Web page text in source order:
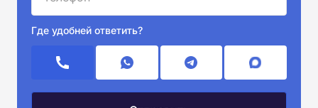
Где удобней ответить?